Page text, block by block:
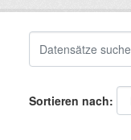
Sortieren nach